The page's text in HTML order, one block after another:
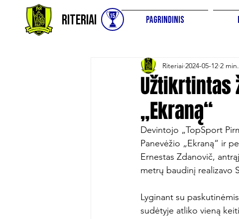
Riteriai Pagrindinis
Užtikrtintas
„Ekraną“
Riteriai 2024-05-12 2
Devintojo „TopSport
Panevėžio „Ekraną“ ir
Ernestas Zdanovič,
metrų baudinį realizavo
Lyginant su
sudėtyje atliko vieną